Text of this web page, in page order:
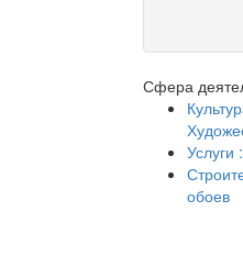
Сфера
Услуги
обоев